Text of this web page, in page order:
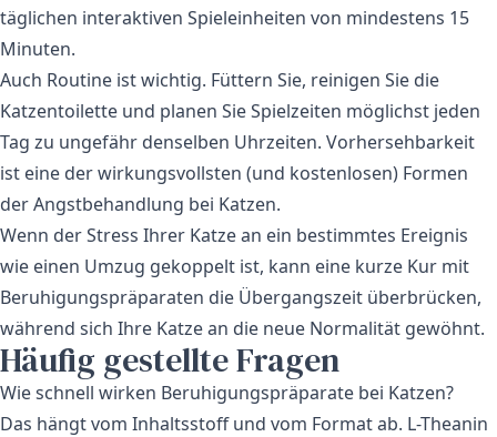
täglichen interaktiven Spieleinheiten von mindestens 15
Minuten.
Auch Routine ist wichtig. Füttern Sie, reinigen Sie die
Katzentoilette und planen Sie Spielzeiten möglichst jeden
Tag zu ungefähr denselben Uhrzeiten. Vorhersehbarkeit
ist eine der wirkungsvollsten (und kostenlosen) Formen
der Angstbehandlung bei Katzen.
Wenn der Stress Ihrer Katze an ein bestimmtes Ereignis
wie einen Umzug gekoppelt ist, kann eine kurze Kur mit
Beruhigungspräparaten die Übergangszeit überbrücken,
während sich Ihre Katze an die neue Normalität gewöhnt.
Häufig gestellte Fragen
Wie schnell wirken Beruhigungspräparate bei Katzen?
Das hängt vom Inhaltsstoff und vom Format ab. L-Theanin